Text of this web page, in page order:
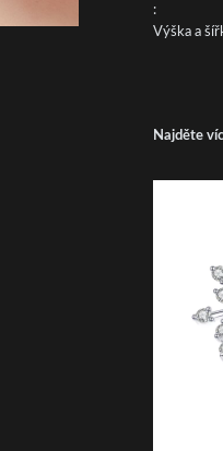
:
Výška a
Najděte